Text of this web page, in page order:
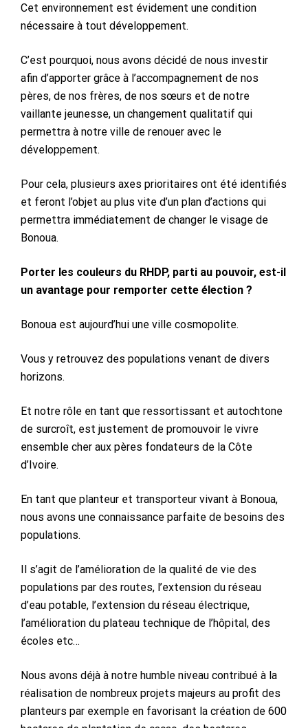
Cet environnement est évidement une condition
nécessaire à tout développement.
C’est pourquoi, nous avons décidé de nous investir
afin d’apporter grâce à l’accompagnement de nos
pères, de nos frères, de nos sœurs et de notre
vaillante jeunesse, un changement qualitatif qui
permettra à notre ville de renouer avec le
développement.
Pour cela, plusieurs axes prioritaires ont été identifiés
et feront l’objet au plus vite d’un plan d’actions qui
permettra immédiatement de changer le visage de
Bonoua.
Porter les couleurs du RHDP, parti au pouvoir, est-il
un avantage pour remporter cette élection ?
Bonoua est aujourd’hui une ville cosmopolite.
Vous y retrouvez des populations venant de divers
horizons.
Et notre rôle en tant que ressortissant et autochtone
de surcroît, est justement de promouvoir le vivre
ensemble cher aux pères fondateurs de la Côte
d’Ivoire.
En tant que planteur et transporteur vivant à Bonoua,
nous avons une connaissance parfaite de besoins des
populations.
Il s’agit de l’amélioration de la qualité de vie des
populations par des routes, l’extension du réseau
d’eau potable, l’extension du réseau électrique,
l’amélioration du plateau technique de l’hôpital, des
écoles etc…
Nous avons déjà à notre humble niveau contribué à la
réalisation de nombreux projets majeurs au profit des
planteurs par exemple en favorisant la création de 600